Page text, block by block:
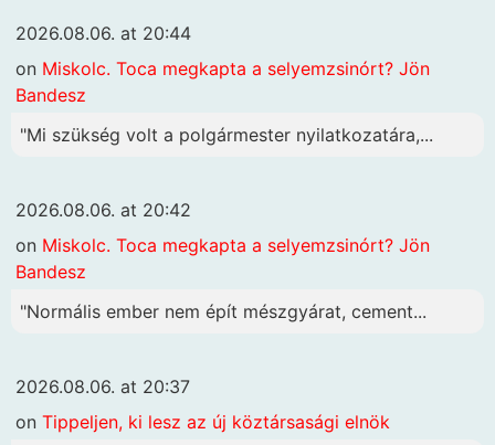
2026.08.06. at 20:44
on Miskolc. Toca megkapta a selyemzsinórt? Jön
Bandesz
"Mi szükség volt a polgármester nyilatkozatára,...
2026.08.06. at 20:42
on Miskolc. Toca megkapta a selyemzsinórt? Jön
Bandesz
"Normális ember nem épít mészgyárat, cement...
2026.08.06. at 20:37
on Tippeljen, ki lesz az új köztársasági elnök